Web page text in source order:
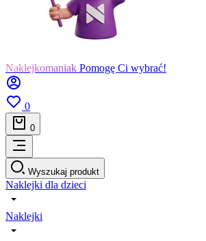
Naklejkomaniak Pomogę Ci wybrać!
0
0
Wyszukaj produkt
Naklejki dla dzieci
Naklejki